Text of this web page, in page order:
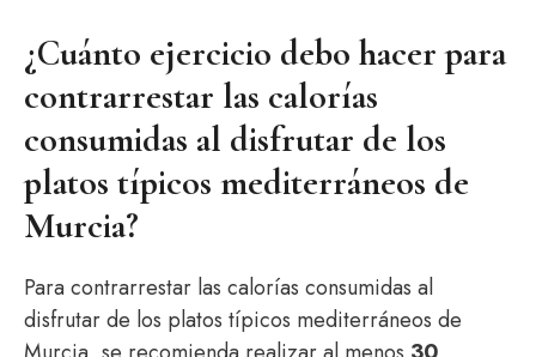
¿Cuánto ejercicio debo hacer para
contrarrestar las calorías
consumidas al disfrutar de los
platos típicos mediterráneos de
Murcia?
Para contrarrestar las calorías consumidas al
disfrutar de los platos típicos mediterráneos de